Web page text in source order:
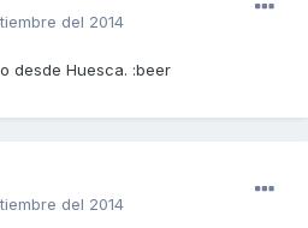
del 2014
desde Huesca. :beer
del 2014